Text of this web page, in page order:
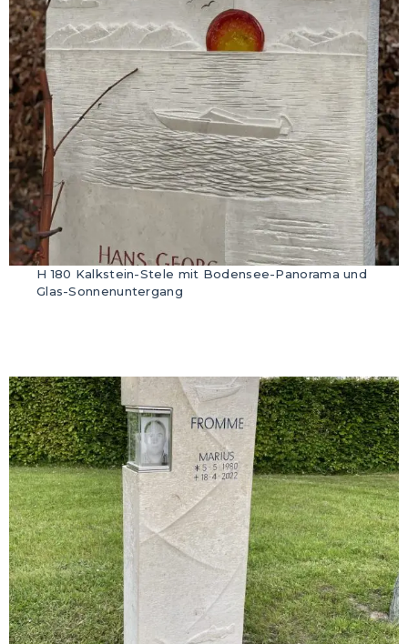
H 180 Kalkstein-Stele mit Bodensee-Panorama und
Glas-Sonnenuntergang